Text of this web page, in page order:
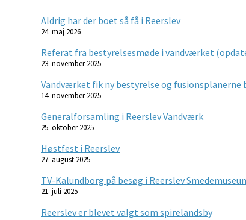
Aldrig har der boet så få i Reerslev
24. maj 2026
Referat fra bestyrelsesmøde i vandværket
23. november 2025
Vandværket fik ny bestyrelse og fusionsplanerne
14. november 2025
Generalforsamling i Reerslev Vandværk
25. oktober 2025
Høstfest i Reerslev
27. august 2025
TV-Kalundborg på besøg i Reerslev
21. juli 2025
Reerslev er blevet valgt som spirelandsby